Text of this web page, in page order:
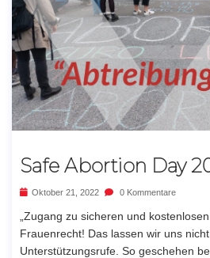
Safe Abortion Day
Oktober 21, 2022 0 Kommentare
„Zugang zu sicheren und
Frauenrecht! Das lassen wir uns nicht
Unterstützungsrufe. So geschehen